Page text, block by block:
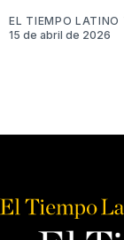
EL TIEMPO LATINO
15 de abril de 2026